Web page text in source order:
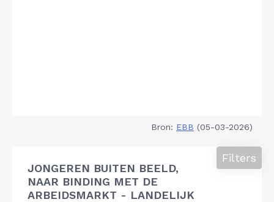
Bron: EBB (05-03-2026)
JONGEREN BUITEN BEELD,
NAAR BINDING MET DE
ARBEIDSMARKT - LANDELIJK
Filters